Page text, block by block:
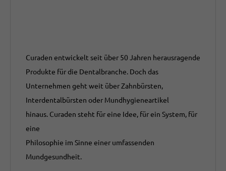
Curaden entwickelt seit über 50 Jahren herausragende
Produkte für die Dentalbranche. Doch das
Unternehmen geht weit über Zahnbürsten,
Interdentalbürsten oder Mundhygieneartikel
hinaus. Curaden steht für eine Idee, für ein System, für
eine
Philosophie im Sinne einer umfassenden
Mundgesundheit.